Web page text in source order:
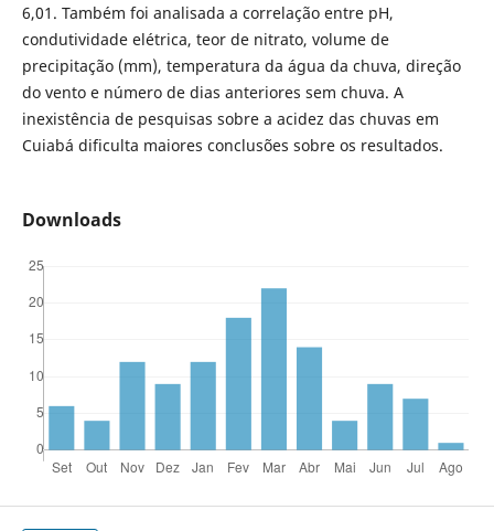
6,01. Também foi analisada a correlação entre pH,
condutividade elétrica, teor de nitrato, volume de
precipitação (mm), temperatura da água da chuva, direção
do vento e número de dias anteriores sem chuva. A
inexistência de pesquisas sobre a acidez das chuvas em
Cuiabá dificulta maiores conclusões sobre os resultados.
Downloads